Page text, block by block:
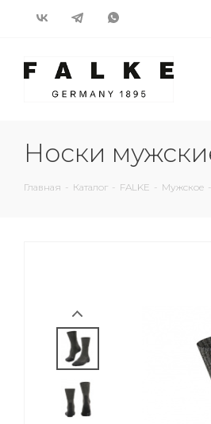
Носки
Главная - Каталог - FALKE - Мужское -